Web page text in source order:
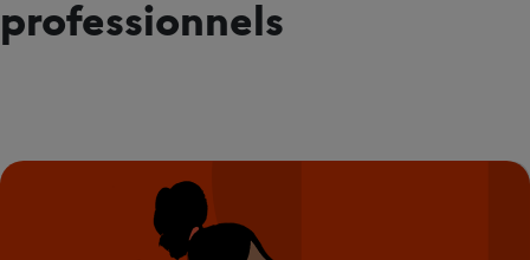
professionnels